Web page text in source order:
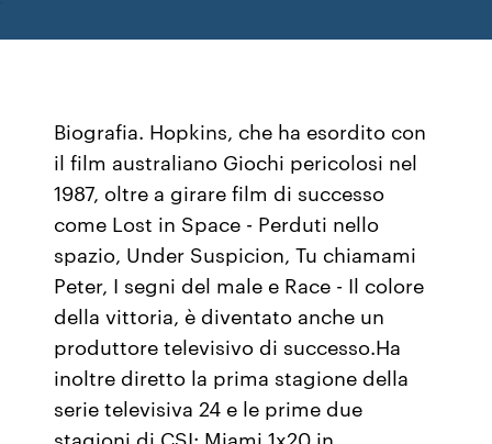
Biografia. Hopkins, che ha esordito con
il film australiano Giochi pericolosi nel
1987, oltre a girare film di successo
come Lost in Space - Perduti nello
spazio, Under Suspicion, Tu chiamami
Peter, I segni del male e Race - Il colore
della vittoria, è diventato anche un
produttore televisivo di successo.Ha
inoltre diretto la prima stagione della
serie televisiva 24 e le prime due
stagioni di CSI: Miami 1x20 in